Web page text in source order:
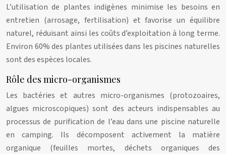
L’utilisation de plantes indigènes minimise les besoins en
entretien (arrosage, fertilisation) et favorise un équilibre
naturel, réduisant ainsi les coûts d’exploitation à long terme.
Environ 60% des plantes utilisées dans les piscines naturelles
sont des espèces locales.
Rôle des micro-organismes
Les bactéries et autres micro-organismes (protozoaires,
algues microscopiques) sont des acteurs indispensables au
processus de purification de l’eau dans une piscine naturelle
en camping. Ils décomposent activement la matière
organique (feuilles mortes, déchets organiques des